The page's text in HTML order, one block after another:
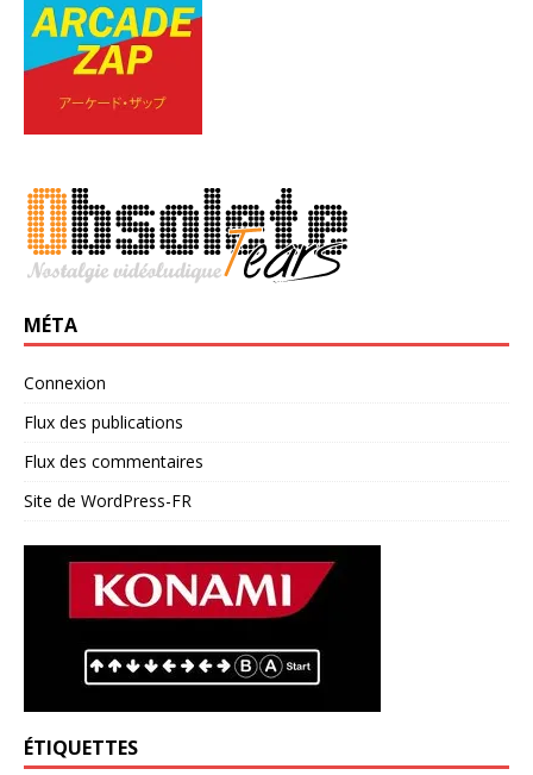
MÉTA
Connexion
Flux des publications
Flux des commentaires
Site de WordPress-FR
ÉTIQUETTES